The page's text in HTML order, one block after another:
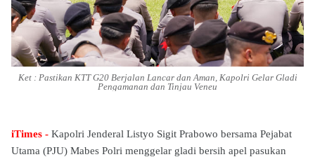
Ket : Pastikan KTT G20 Berjalan Lancar dan Aman, Kapolri Gelar Gladi
Pengamanan dan Tinjau Veneu
iTimes - Kapolri Jenderal Listyo Sigit Prabowo bersama Pejabat
Utama (PJU) Mabes Polri menggelar gladi bersih apel pasukan